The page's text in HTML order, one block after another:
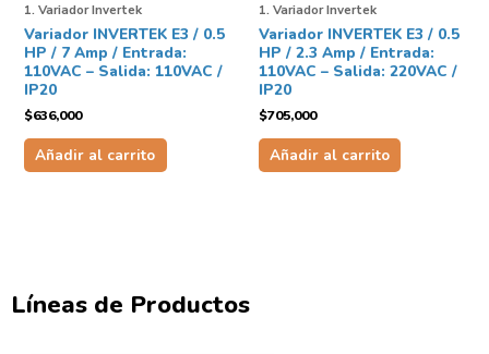
1. Variador Invertek
Variador INVERTEK E3 / 0.5
HP / 7 Amp / Entrada:
110VAC – Salida: 110VAC /
IP20
$636,000
Añadir al carrito
1. Variador Invertek
Variador INVERTEK E3 / 0.5
HP / 2.3 Amp / Entrada:
110VAC – Salida: 220VAC /
IP20
$705,000
Añadir al carrito
Líneas de Productos